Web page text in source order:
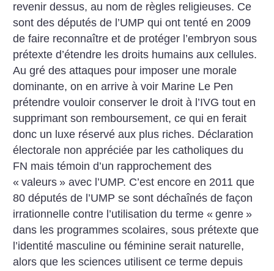
revenir dessus, au nom de règles religieuses. Ce
sont des députés de l’UMP qui ont tenté en 2009
de faire reconnaître et de protéger l’embryon sous
prétexte d’étendre les droits humains aux cellules.
Au gré des attaques pour imposer une morale
dominante, on en arrive à voir Marine Le Pen
prétendre vouloir conserver le droit à l’IVG tout en
supprimant son remboursement, ce qui en ferait
donc un luxe réservé aux plus riches. Déclaration
électorale non appréciée par les catholiques du
FN mais témoin d’un rapprochement des
« valeurs » avec l’UMP. C’est encore en 2011 que
80 députés de l’UMP se sont déchaînés de façon
irrationnelle contre l’utilisation du terme « genre »
dans les programmes scolaires, sous prétexte que
l’identité masculine ou féminine serait naturelle,
alors que les sciences utilisent ce terme depuis